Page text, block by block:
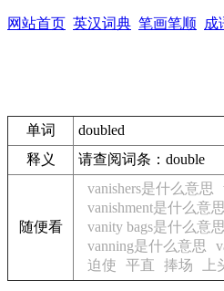
网站首页 英汉词典 笔画笔顺 成
单词
doubled
释义
请查阅词条：double
随便看
vanishers是什么意思
vanishment是什么意思
vanity bags是什么意思
vanning是什么意思
迫使
平直 捧场 上